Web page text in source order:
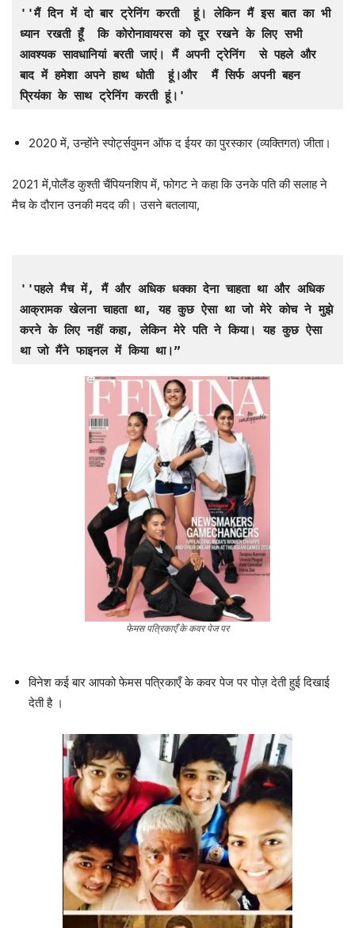
''मैं दिन में दो बार ट्रेनिंग करती  हूं। लेकिन मैं इस बात का भी
ध्यान रखती हूँ  कि कोरोनावायरस को दूर रखने के लिए सभी
आवश्यक सावधानियां बरती जाएं। मैं अपनी ट्रेनिंग  से पहले और
बाद में हमेशा अपने हाथ धोती  हूं।और  मैं सिर्फ अपनी बहन
प्रियंका के साथ ट्रेनिंग करती हूं।'
2020 में, उन्होंने स्पोर्ट्सवुमन ऑफ द ईयर का पुरस्कार (व्यक्तिगत) जीता।
2021 में,पोलैंड कुश्ती चैंपियनशिप में, फोगट ने कहा कि उनके पति की सलाह ने
मैच के दौरान उनकी मदद की। उसने बतलाया,
''पहले मैच में, मैं और अधिक धक्का देना चाहता था और अधिक
आक्रामक खेलना चाहता था, यह कुछ ऐसा था जो मेरे कोच ने मुझे
करने के लिए नहीं कहा, लेकिन मेरे पति ने किया। यह कुछ ऐसा
था जो मैंने फाइनल में किया था।”
फेमस पत्रिकाएँ के कवर पेज पर
विनेश कई बार आपको फेमस पत्रिकाएँ के कवर पेज पर पोज़ देती हुई दिखाई
देती है ।